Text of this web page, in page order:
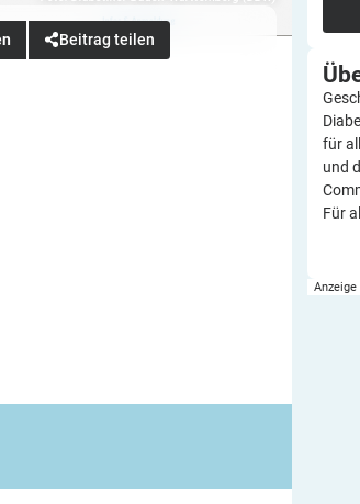
Beitrag teilen
für
und
Für